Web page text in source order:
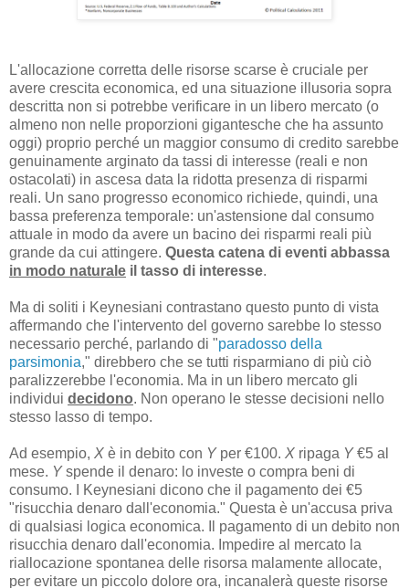
L'allocazione corretta delle risorse scarse è cruciale per
avere crescita economica, ed una situazione illusoria sopra
descritta non si potrebbe verificare in un libero mercato (o
almeno non nelle proporzioni gigantesche che ha assunto
oggi) proprio perché un maggior consumo di credito sarebbe
genuinamente arginato da tassi di interesse (reali e non
ostacolati) in ascesa data la ridotta presenza di risparmi
reali. Un sano progresso economico richiede, quindi, una
bassa preferenza temporale: un'astensione dal consumo
attuale in modo da avere un bacino dei risparmi reali più
grande da cui attingere. Questa catena di eventi abbassa
in modo naturale il tasso di interesse.
Ma di soliti i Keynesiani contrastano questo punto di vista
affermando che l'intervento del governo sarebbe lo stesso
necessario perché, parlando di "paradosso della
parsimonia," direbbero che se tutti risparmiano di più ciò
paralizzerebbe l'economia. Ma in un libero mercato gli
individui decidono. Non operano le stesse decisioni nello
stesso lasso di tempo.
Ad esempio, X è in debito con Yper €100. X ripaga Y€5 al
mese. Yspende il denaro: lo investe o compra beni di
consumo. I Keynesiani dicono che il pagamento dei €5
"risucchia denaro dall'economia." Questa è un'accusa priva
di qualsiasi logica economica. Il pagamento di un debito non
risucchia denaro dall'economia. Impedire al mercato la
riallocazione spontanea delle risorsa malamente allocate,
per evitare un piccolo dolore ora, incanalerà queste risorse